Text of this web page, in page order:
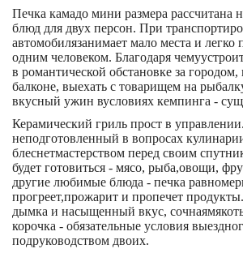
Печка камадо мини размера рассчитана
блюд для двух персон. При
автомобилязанимает мало места и легко
одним человеком. Благодаря
в романтической обстановке за городом,
балконе, выехать с товарищем на
вкусный ужин вусловиях кемпинга -
Керамический гриль прост в
неподготовленный в вопросах
блеснетмастерством перед своим
будет готовиться - мясо, рыба,овощи,
другие любимые блюда - печка
прогреет,прожарит и пропечет
дымка и насыщенный вкус,
корочка - обязательные условия
подруководством двоих.